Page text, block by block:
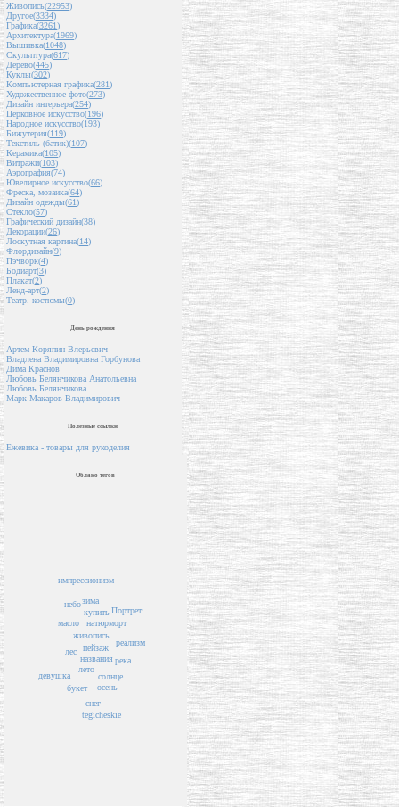
Живопись(22953)
Другое(3334)
Графика(3261)
Архитектура(1969)
Вышивка(1048)
Скульптура(617)
Дерево(445)
Куклы(302)
Компьютерная графика(281)
Художественное фото(273)
Дизайн интерьера(254)
Церковное искусство(196)
Народное искусство(193)
Бижутерия(119)
Текстиль (батик)(107)
Керамика(105)
Витражи(103)
Аэрография(74)
Ювелирное искусство(66)
Фреска, мозаика(64)
Дизайн одежды(61)
Стекло(57)
Графический дизайн(38)
Декорации(26)
Лоскутная картина(14)
Флордизайн(9)
Пэчворк(4)
Бодиарт(3)
Плакат(2)
Ленд-арт(2)
Театр. костюмы(0)
День рождения
Артем Коряпин Влерьевич
Владлена Владимировна Горбунова
Дима Краснов
Любовь Белянчикова Анатольевна
Любовь Белянчикова
Марк Макаров Владимирович
Полезные ссылки
Ежевика - товары для рукоделия
Облако тегов
пейзаж
названия
живопись
лето
натюрморт
купить
солнце
лес
зима
осень
букет
масло
река
снег
tegicheskie
реализм
небо
импрессионизм
Портрет
девушка